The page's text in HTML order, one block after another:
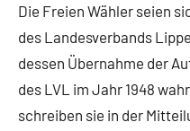
Die Freien Wähler seien
des Landesverbands
dessen Übernahme der
des LVL im Jahr 1948
schreiben sie in der